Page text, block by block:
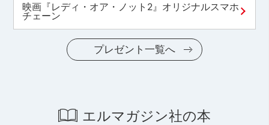
映画『レディ・オア・ノット2』オリジナルスマホ
チェーン
プレゼント一覧へ
エルマガジン社の本